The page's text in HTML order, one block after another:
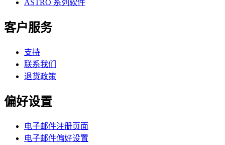
ASTRO 系列软件
客户服务
支持
联系我们
退货政策
偏好设置
电子邮件注册页面
电子邮件偏好设置